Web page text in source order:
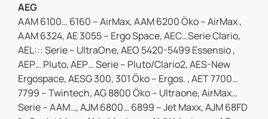
AEG
AAM 6100… 6160 – AirMax, AAM 6200 Öko – AirMax ,
AAM 6324, AE 3055 – Ergo Space, AEC…Serie Clario,
AEL::: Serie – UltraOne, AEO 5420-5499 Essensio ,
AEP… Pluto, AEP… Serie – Pluto/Clario2, AES-New
Ergospace, AESG 300, 301 Öko – Ergos. , AET 7700…
7799 – Twintech, AG 8800 Öko – Ultraone, AirMax…
Serie – AAM…, AJM 6800… 6899 – Jet Maxx, AJM 68FD